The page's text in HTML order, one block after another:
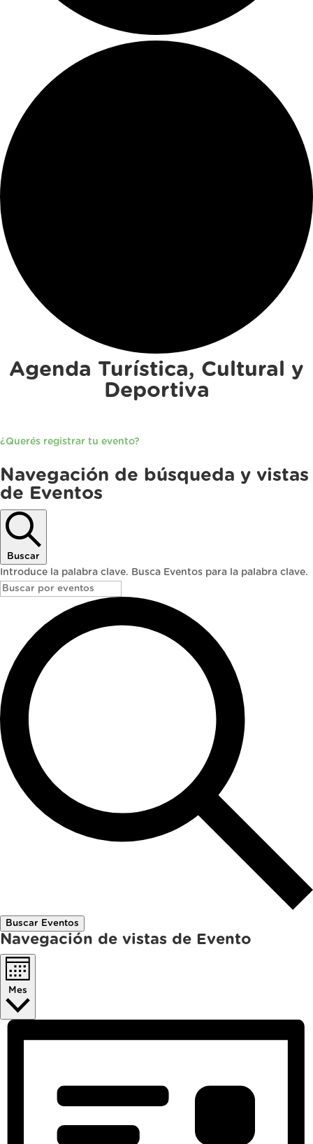
Agenda Turística, Cultural y
Deportiva
¿Querés registrar tu evento?
Eventos
Navegación de búsqueda y vistas
de Eventos
Buscar
Introduce la palabra clave. Busca Eventos para la palabra clave.
Buscar Eventos
Navegación de vistas de Evento
Mes